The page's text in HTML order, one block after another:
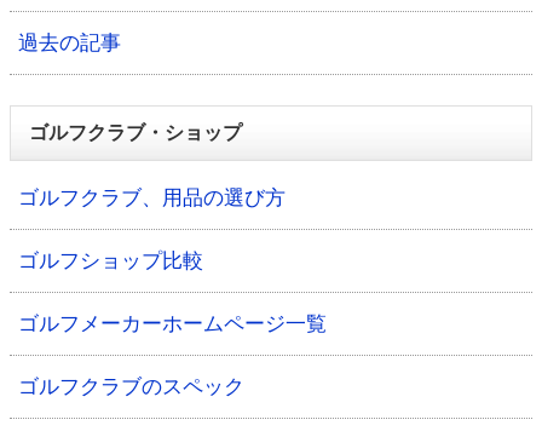
過去の記事
ゴルフクラブ・ショップ
ゴルフクラブ、用品の選び方
ゴルフショップ比較
ゴルフメーカーホームページ一覧
ゴルフクラブのスペック